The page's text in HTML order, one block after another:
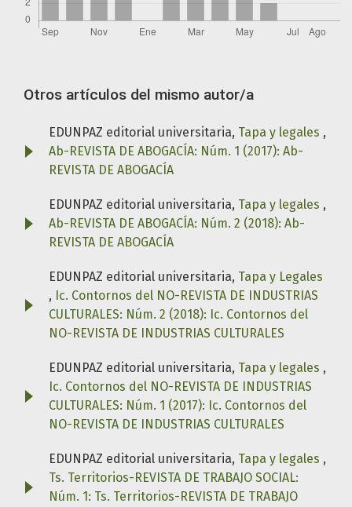
Otros artículos del mismo autor/a
EDUNPAZ editorial universitaria, Tapa y legales ,
Ab-REVISTA DE ABOGACÍA: Núm. 1 (2017): Ab-
REVISTA DE ABOGACÍA
EDUNPAZ editorial universitaria, Tapa y legales ,
Ab-REVISTA DE ABOGACÍA: Núm. 2 (2018): Ab-
REVISTA DE ABOGACÍA
EDUNPAZ editorial universitaria, Tapa y Legales
, Ic. Contornos del NO-REVISTA DE INDUSTRIAS
CULTURALES: Núm. 2 (2018): Ic. Contornos del
NO-REVISTA DE INDUSTRIAS CULTURALES
EDUNPAZ editorial universitaria, Tapa y legales ,
Ic. Contornos del NO-REVISTA DE INDUSTRIAS
CULTURALES: Núm. 1 (2017): Ic. Contornos del
NO-REVISTA DE INDUSTRIAS CULTURALES
EDUNPAZ editorial universitaria, Tapa y legales ,
Ts. Territorios-REVISTA DE TRABAJO SOCIAL:
Núm. 1: Ts. Territorios-REVISTA DE TRABAJO